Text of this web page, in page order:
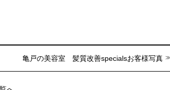
亀戸の美容室 髪質改善specialsお客様写真